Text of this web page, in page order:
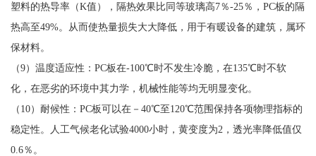
塑料的热导率（K值），隔热效果比同等玻璃高7％-25％，PC板的隔
热高至49%。从而使热量损失大大降低，用于有暖设备的建筑，属环
保材料。
（9）温度适应性：PC板在-100℃时不发生冷脆，在135℃时不软
化，在恶劣的环境中其力学，机械性能等均无明显变化。
（10）耐候性：PC板可以在－40℃至120℃范围保持各项物理指标的
稳定性。人工气候老化试验4000小时，黄变度为2，透光率降低值仅
0.6％。